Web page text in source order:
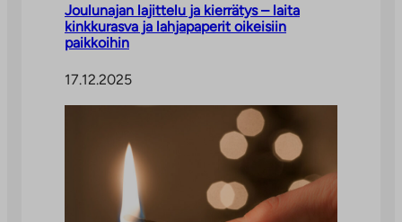
Joulunajan lajittelu ja kierrätys – laita
kinkkurasva ja lahjapaperit oikeisiin
paikkoihin
17.12.2025